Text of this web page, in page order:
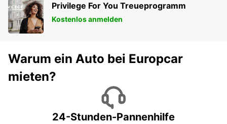
Privilege For You Treueprogramm
Kostenlos anmelden
Warum ein Auto bei Europcar
mieten?
24-Stunden-Pannenhilfe